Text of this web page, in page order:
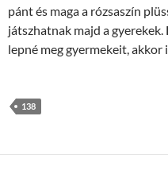
pánt és maga a rózsaszín
játszhatnak majd a
lepné meg gyermekeit, akkor
138